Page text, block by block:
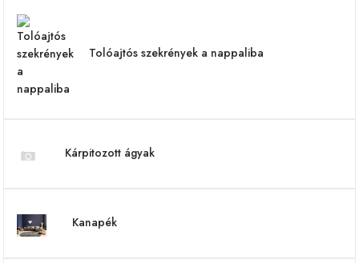
Tolóajtós szekrények a nappaliba
Kárpitozott ágyak
Kanapék